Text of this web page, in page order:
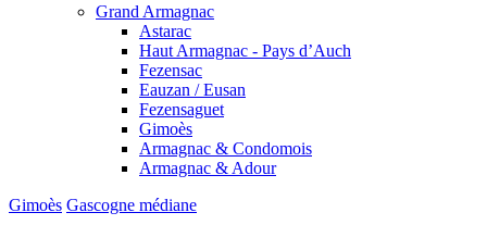
Grand Armagnac
Astarac
Haut Armagnac - Pays d’Auch
Fezensac
Eauzan / Eusan
Fezensaguet
Gimoès
Armagnac & Condomois
Armagnac & Adour
Gimoès Gascogne médiane